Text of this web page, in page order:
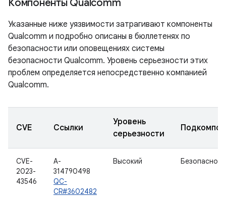
Компоненты Qualcomm
Указанные ниже уязвимости затрагивают компоненты
Qualcomm и подробно описаны в бюллетенях по
безопасности или оповещениях системы
безопасности Qualcomm. Уровень серьезности этих
проблем определяется непосредственно компанией
Qualcomm.
CVE Ссылки
Уровень
серьезности
CVE-
2023-
43546
A-
314790498
QC-
CR#3602482
Высокий